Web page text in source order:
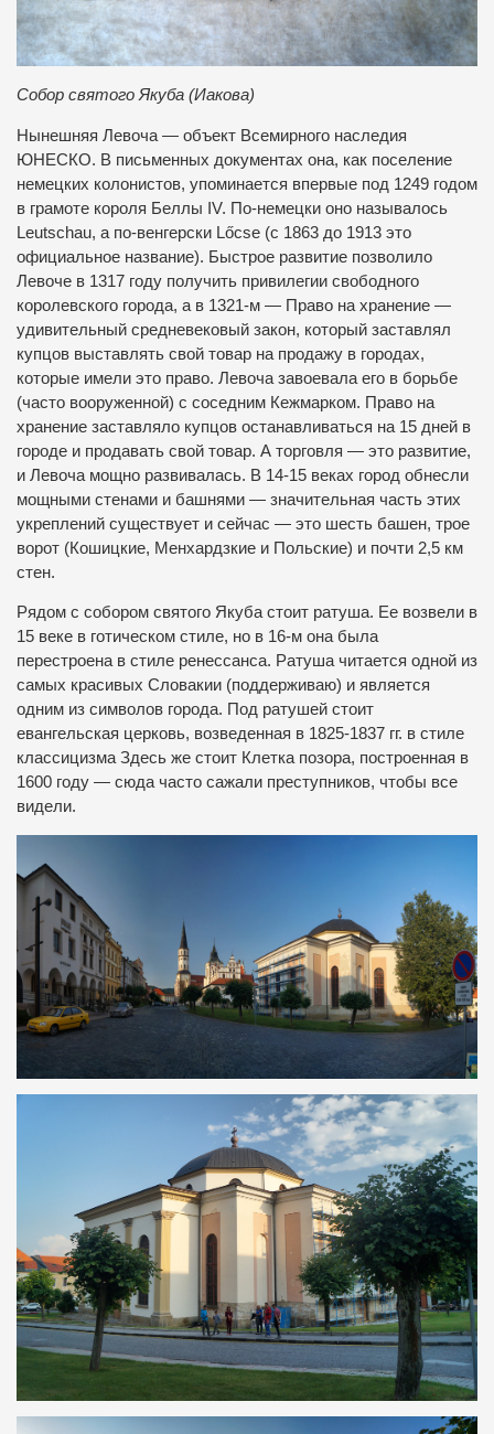
Собор святого Якуба (Иакова)
Нынешняя Левоча — объект Всемирного наследия
ЮНЕСКО. В письменных документах она, как поселение
немецких колонистов, упоминается впервые под 1249 годом
в грамоте короля Беллы IV. По-немецки оно называлось
Leutschau, а по-венгерски Lőcse (с 1863 до 1913 это
официальное название). Быстрое развитие позволило
Левоче в 1317 году получить привилегии свободного
королевского города, а в 1321-м — Право на хранение —
удивительный средневековый закон, который заставлял
купцов выставлять свой товар на продажу в городах,
которые имели это право. Левоча завоевала его в борьбе
(часто вооруженной) с соседним Кежмарком. Право на
хранение заставляло купцов останавливаться на 15 дней в
городе и продавать свой товар. А торговля — это развитие,
и Левоча мощно развивалась. В 14-15 веках город обнесли
мощными стенами и башнями — значительная часть этих
укреплений существует и сейчас — это шесть башен, трое
ворот (Кошицкие, Менхардзкие и Польские) и почти 2,5 км
стен.
Рядом с собором святого Якуба стоит ратуша. Ее возвели в
15 веке в готическом стиле, но в 16-м она была
перестроена в стиле ренессанса. Ратуша читается одной из
самых красивых Словакии (поддерживаю) и является
одним из символов города. Под ратушей стоит
евангельская церковь, возведенная в 1825-1837 гг. в стиле
классицизма Здесь же стоит Клетка позора, построенная в
1600 году — сюда часто сажали преступников, чтобы все
видели.